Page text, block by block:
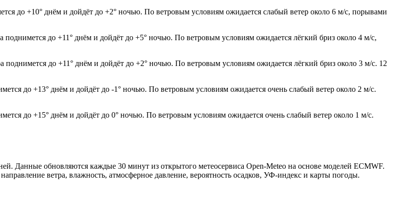
до +10° днём и дойдёт до +2° ночью. По ветровым условиям ожидается слабый ветер около 6 м/с, порывами
поднимется до +11° днём и дойдёт до +5° ночью. По ветровым условиям ожидается лёгкий бриз около 4 м/с,
поднимется до +11° днём и дойдёт до +2° ночью. По ветровым условиям ожидается лёгкий бриз около 3 м/с. 12
до +13° днём и дойдёт до -1° ночью. По ветровым условиям ожидается очень слабый ветер около 2 м/с.
до +15° днём и дойдёт до 0° ночью. По ветровым условиям ожидается очень слабый ветер около 1 м/с.
Данные обновляются каждые 30 минут из открытого метеосервиса Open-Meteo на основе моделей ECMWF.
ветра, влажность, атмосферное давление, вероятность осадков, УФ-индекс и карты погоды.